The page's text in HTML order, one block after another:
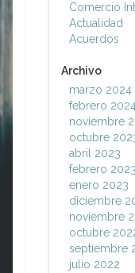
Comercio
Actualidad
Acuerdos
Archivo
marzo 2024
febrero
noviembre
octubre
abril 2023
febrero 2023
enero 2023
diciembre
noviembre
octubre
septiembre
julio 2022